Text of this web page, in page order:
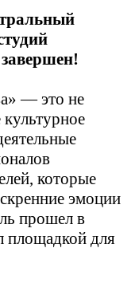
— это не
которые
эмоции
прошел в
площадкой для